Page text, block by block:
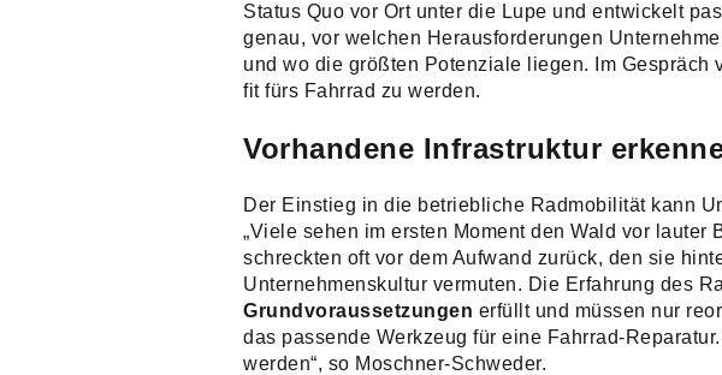
Status Quo vor Ort unter die Lupe und entwickelt
genau, vor welchen Herausforderungen
und wo die größten Potenziale liegen. Im
fit fürs Fahrrad zu werden.
Vorhandene Infrastruktur
Der Einstieg in die betriebliche Radmobilität kann
„Viele sehen im ersten Moment den Wald vor lauter
schreckten oft vor dem Aufwand zurück, den sie
Unternehmenskultur vermuten. Die Erfahrung des
Grundvoraussetzungen erfüllt und müssen nur
das passende Werkzeug für eine Fahrrad-
werden“, so Moschner-Schweder.